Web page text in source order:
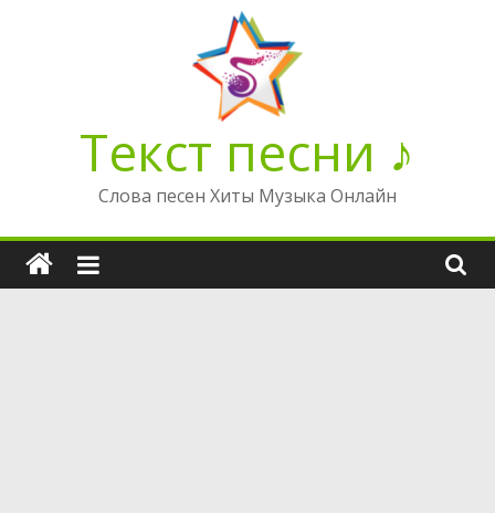
Текст песни ♪
Слова песен Хиты Музыка Онлайн